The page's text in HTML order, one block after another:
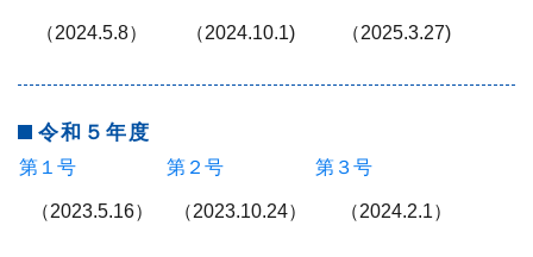
（2024.5.8） （2024.10.1) （2025.3.27)
令和５年度
第１号 第２号 第３号
（2023.5.16） （2023.10.24） （2024.2.1）